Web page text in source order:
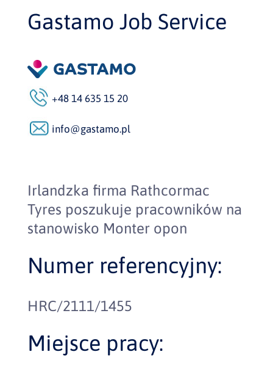
Gastamo Job Service
+48 14 635 15 20
info@gastamo.pl
Irlandzka firma Rathcormac
Tyres poszukuje pracowników na
stanowisko Monter opon
Numer referencyjny:
HRC/2111/1455
Miejsce pracy: